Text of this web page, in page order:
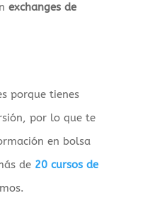
exchanges de
porque tienes
por lo que te
en bolsa
de 20 cursos de